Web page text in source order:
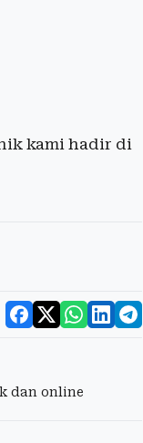
kami hadir di
dan online